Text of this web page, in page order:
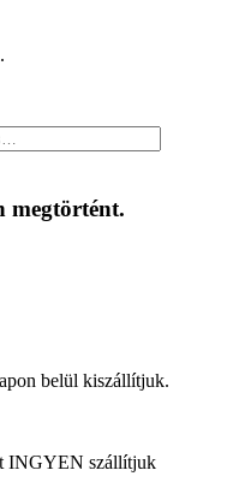
megtörtént.
belül kiszállítjuk.
INGYEN szállítjuk